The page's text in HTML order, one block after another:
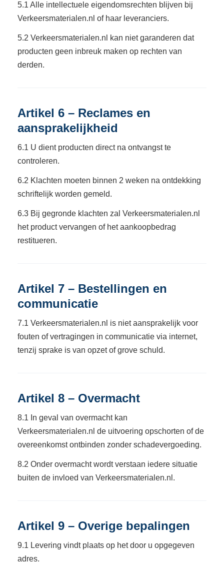
5.1 Alle intellectuele eigendomsrechten blijven bij
Verkeersmaterialen.nl of haar leveranciers.
5.2 Verkeersmaterialen.nl kan niet garanderen dat
producten geen inbreuk maken op rechten van
derden.
Artikel 6 – Reclames en
aansprakelijkheid
6.1 U dient producten direct na ontvangst te
controleren.
6.2 Klachten moeten binnen 2 weken na ontdekking
schriftelijk worden gemeld.
6.3 Bij gegronde klachten zal Verkeersmaterialen.nl
het product vervangen of het aankoopbedrag
restitueren.
Artikel 7 – Bestellingen en
communicatie
7.1 Verkeersmaterialen.nl is niet aansprakelijk voor
fouten of vertragingen in communicatie via internet,
tenzij sprake is van opzet of grove schuld.
Artikel 8 – Overmacht
8.1 In geval van overmacht kan
Verkeersmaterialen.nl de uitvoering opschorten of de
overeenkomst ontbinden zonder schadevergoeding.
8.2 Onder overmacht wordt verstaan iedere situatie
buiten de invloed van Verkeersmaterialen.nl.
Artikel 9 – Overige bepalingen
9.1 Levering vindt plaats op het door u opgegeven
adres.